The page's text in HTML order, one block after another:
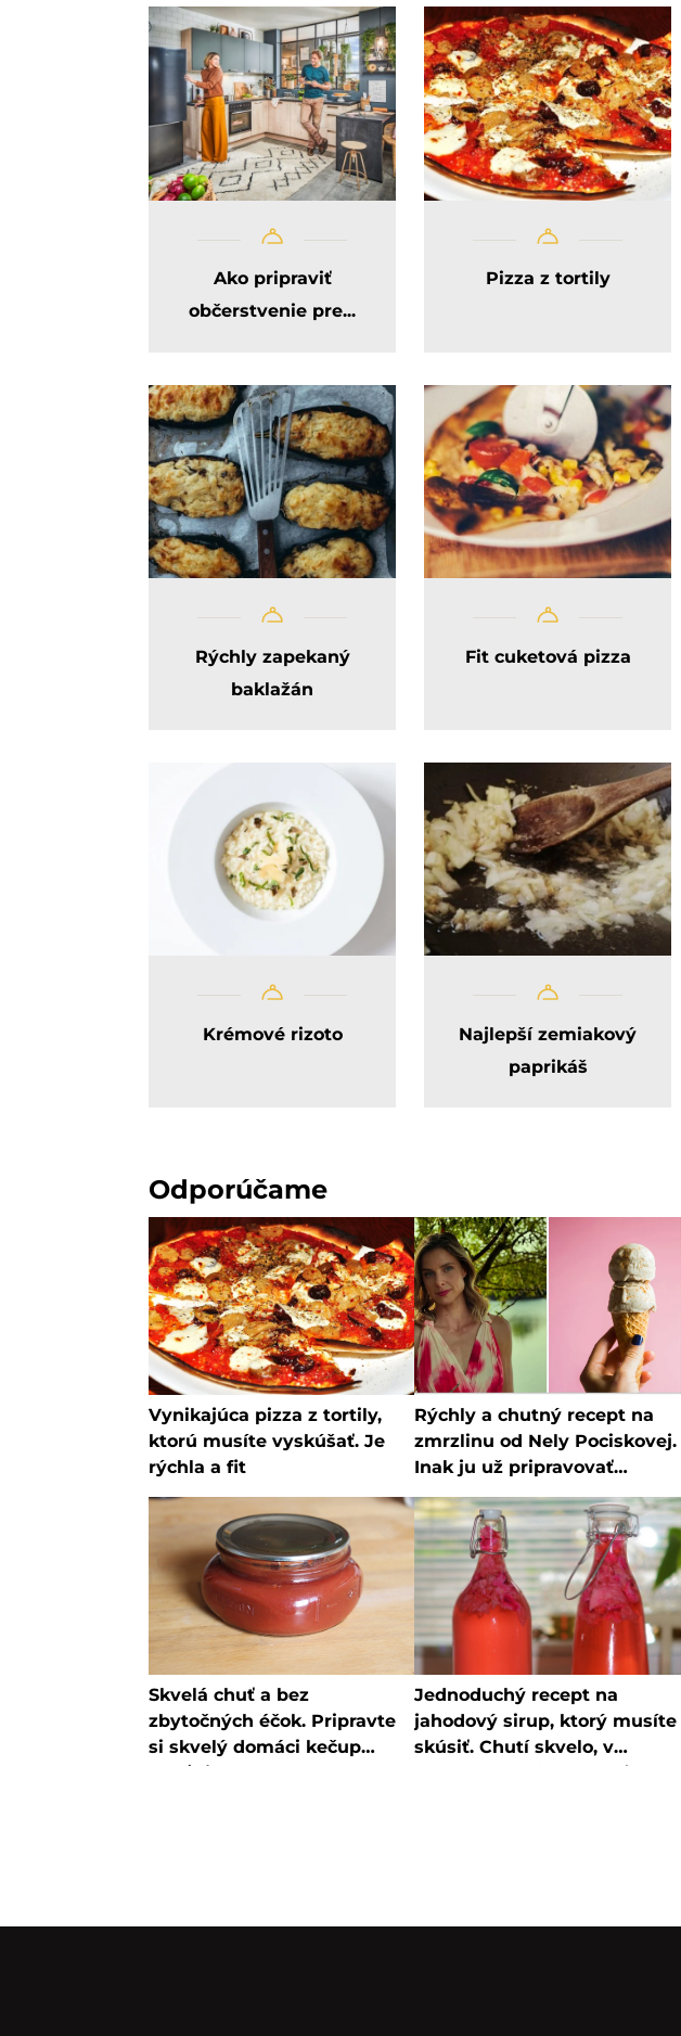
Ako pripraviť
občerstvenie pre...
Pizza z tortily
Rýchly zapekaný
baklažán
Fit cuketová pizza
Krémové rizoto
Najlepší zemiakový
paprikáš
Odporúčame
Vynikajúca pizza z tortily,
ktorú musíte vyskúšať. Je
rýchla a fit
Rýchly a chutný recept na
zmrzlinu od Nely Pociskovej.
Inak ju už pripravovať
nebudete
Skvelá chuť a bez
zbytočných éčok. Pripravte
si skvelý domáci kečup
podľa jednoduchého
Jednoduchý recept na
jahodový sirup, ktorý musíte
skúsiť. Chutí skvelo, v
obchode ho už kupovať